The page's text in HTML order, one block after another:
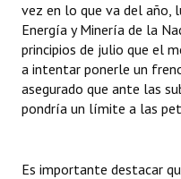
vez en lo que va del año,
Energía y Minería de la
principios de julio que el
a intentar ponerle un
asegurado que ante las
pondría un límite a las
Es importante destacar